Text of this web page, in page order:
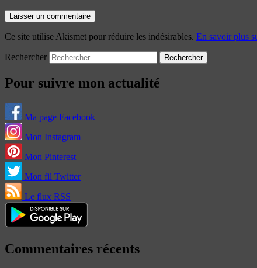
Ce site utilise Akismet pour réduire les indésirables. En savoir plus
Rechercher
Pour suivre mon actualité
Ma page Facebook
Mon Instagram
Mon Pinterest
Mon fil Twitter
Le flux RSS
Commentaires récents